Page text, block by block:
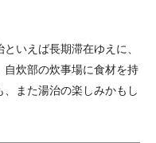
いえば長期滞在ゆえに、
自炊部の炊事場に食材を持
また湯治の楽しみかもし